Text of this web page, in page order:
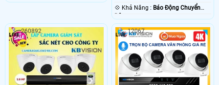
️💠 Khả Năng : Báo Động Chuyển
Động.
260892 12067